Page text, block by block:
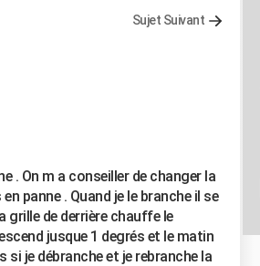
Sujet Suivant
. On m a conseiller de changer la
panne . Quand je le branche il se
grille de derrière chauffe le
jusque 1 degrés et le matin
je débranche et je rebranche la